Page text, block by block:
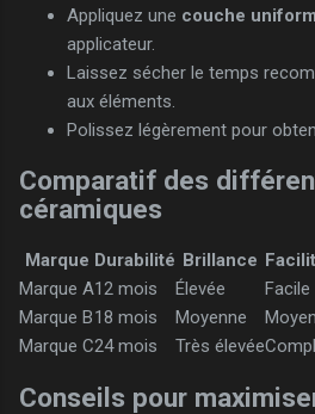
Appliquez une couche
applicateur.
Laissez sécher le temps
aux éléments.
Polissez légèrement pour
Comparatif des
céramiques
Marque Durabilité Brillance
Marque A12 mois Élevée
Facile
Marque B18 mois Moyenne
Marque C24 mois Très élevée
Conseils pour